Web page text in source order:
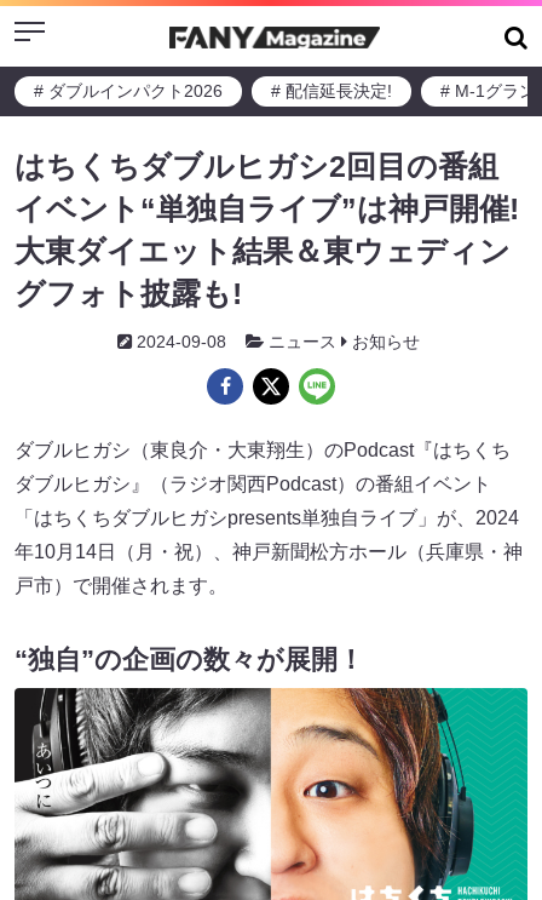
Menu
# ダブルインパクト2026 # 配信延長決定! # M-1グラン
はちくちダブルヒガシ2回目の番組
イベント“単独自ライブ”は神戸開催!
大東ダイエット結果＆東ウェディン
グフォト披露も!
2024-09-08 ニュース お知らせ
ダブルヒガシ（東良介・大東翔生）のPodcast『はちくち
ダブルヒガシ』（ラジオ関西Podcast）の番組イベント
「はちくちダブルヒガシpresents単独自ライブ」が、2024
年10月14日（月・祝）、神戸新聞松方ホール（兵庫県・神
戸市）で開催されます。
“独自”の企画の数々が展開！